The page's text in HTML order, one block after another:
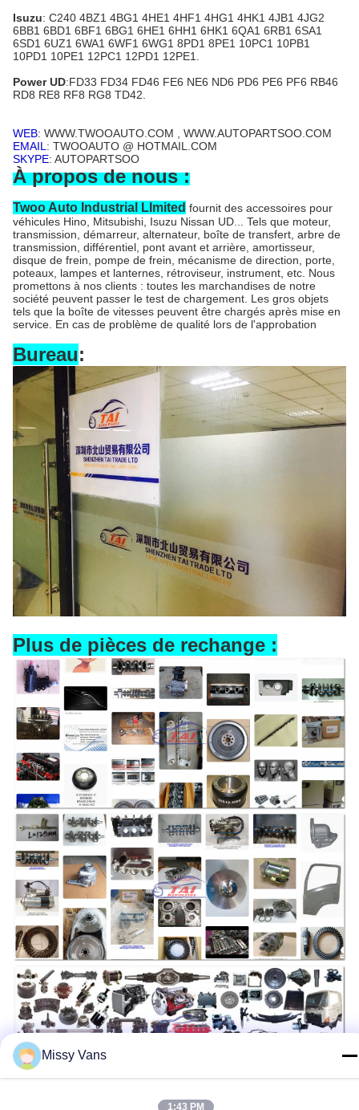
Isuzu: C240 4BZ1 4BG1 4HE1 4HF1 4HG1 4HK1 4JB1 4JG2
6BB1 6BD1 6BF1 6BG1 6HE1 6HH1 6HK1 6QA1 6RB1 6SA1
6SD1 6UZ1 6WA1 6WF1 6WG1 8PD1 8PE1 10PC1 10PB1
10PD1 10PE1 12PC1 12PD1 12PE1.
Power UD:FD33 FD34 FD46 FE6 NE6 ND6 PD6 PE6 PF6 RB46
RD8 RE8 RF8 RG8 TD42.
WEB: WWW.TWOOAUTO.COM , WWW.AUTOPARTSOO.COM
EMAIL : TWOOAUTO @ HOTMAIL.COM
SKYPE: AUTOPARTSOO
À propos de nous :
Twoo Auto Industrial LImited fournit des accessoires pour
véhicules Hino, Mitsubishi, Isuzu Nissan UD... Tels que moteur,
transmission, démarreur, alternateur, boîte de transfert, arbre de
transmission, différentiel, pont avant et arrière, amortisseur,
disque de frein, pompe de frein, mécanisme de direction, porte,
poteaux, lampes et lanternes, rétroviseur, instrument, etc. Nous
promettons à nos clients : toutes les marchandises de notre
société peuvent passer le test de chargement. Les gros objets
tels que la boîte de vitesses peuvent être chargés après mise en
service. En cas de problème de qualité lors de l'approbation
Bureau:
Plus de pièces de rechange :
Missy Vans
1:43 PM